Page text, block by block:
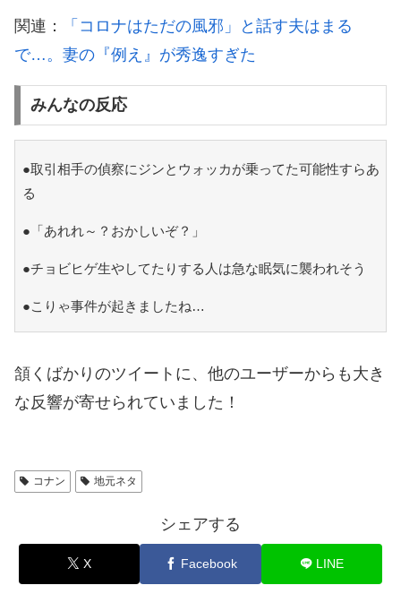
関連：
「コロナはただの風邪」と話す夫はまる
で…。妻の『例え』が秀逸すぎた
みんなの反応
●取引相手の偵察にジンとウォッカが乗ってた可能性すらあ
る
●「あれれ～？おかしいぞ？」
●チョビヒゲ生やしてたりする人は急な眠気に襲われそう
●こりゃ事件が起きましたね…
頷くばかりのツイートに、他のユーザーからも大き
な反響が寄せられていました！
コナン 地元ネタ
シェアする
X Facebook LINE